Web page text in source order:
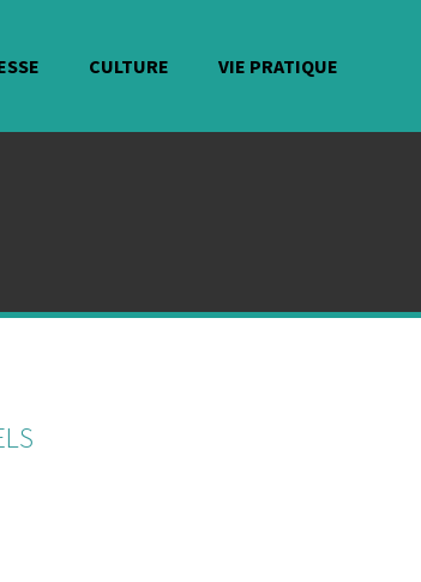
CULTURE VIE PRATIQUE